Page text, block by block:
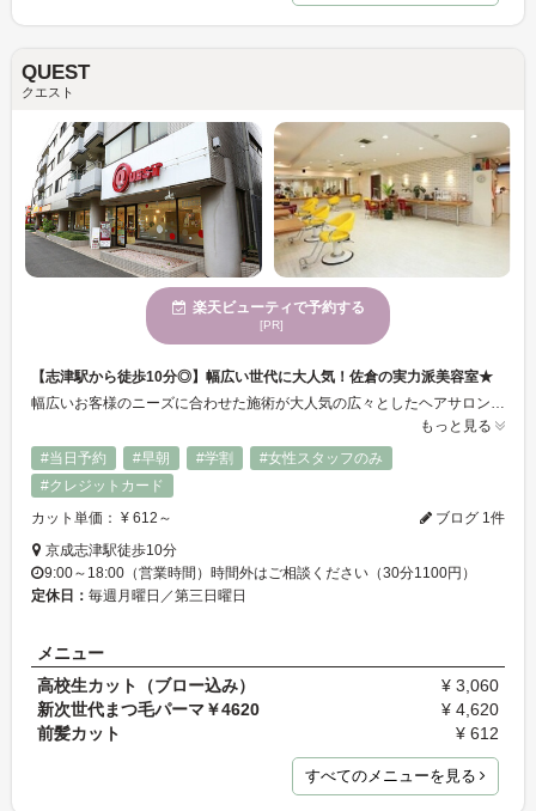
QUEST
クエスト
楽天ビューティで予約する
[PR]
【志津駅から徒歩10分◎】幅広い世代に大人気！佐倉の実力派美容室★
もっと見る
#当日予約
#早朝 #学割
#女性スタッフのみ
#クレジットカード
カット単価： ¥ 612～
ブログ 1件
京成志津駅徒歩10分
9:00～18:00（営業時間）時間外はご相談ください（30分1100円）
定休日： 毎週月曜日／第三日曜日
メニュー
高校生カット（ブロー込み）
¥ 3,060
新次世代まつ毛パーマ￥4620
¥ 4,620
前髪カット
¥ 612
すべてのメニューを見る